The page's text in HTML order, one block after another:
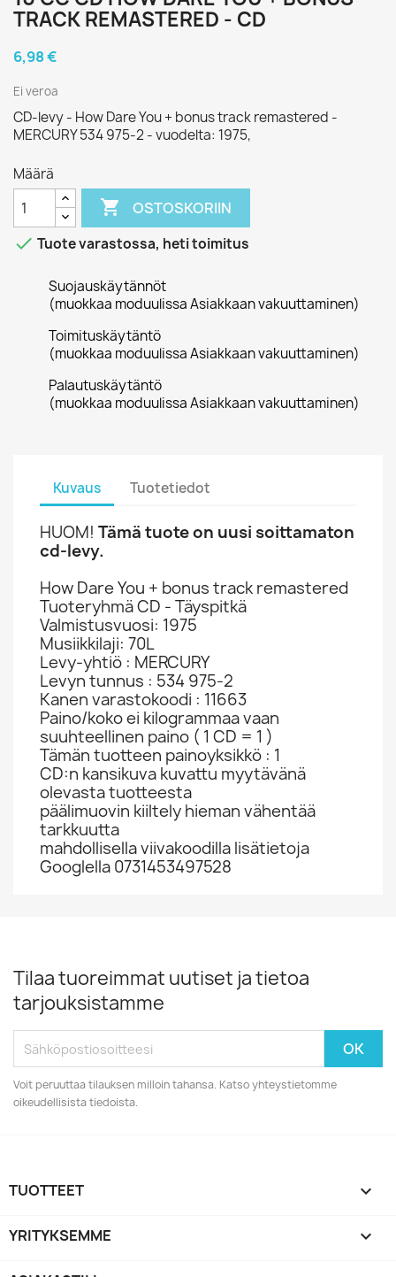
TRACK REMASTERED - CD
6,98 €
Ei veroa
CD-levy - How Dare You + bonus track remastered -
MERCURY 534 975-2 - vuodelta: 1975,
Määrä
 OSTOSKORIIN
 Tuote varastossa, heti toimitus
Suojauskäytännöt
(muokkaa moduulissa Asiakkaan vakuuttaminen)
Toimituskäytäntö
(muokkaa moduulissa Asiakkaan vakuuttaminen)
Palautuskäytäntö
(muokkaa moduulissa Asiakkaan vakuuttaminen)
Kuvaus Tuotetiedot
HUOM! Tämä tuote on uusi soittamaton
cd-levy.
How Dare You + bonus track remastered
Tuoteryhmä CD - Täyspitkä
Valmistusvuosi: 1975
Musiikkilaji: 70L
Levy-yhtiö : MERCURY
Levyn tunnus : 534 975-2
Kanen varastokoodi : 11663
Paino/koko ei kilogrammaa vaan
suuhteellinen paino ( 1 CD = 1 )
Tämän tuotteen painoyksikkö : 1
CD:n kansikuva kuvattu myytävänä
olevasta tuotteesta
päälimuovin kiiltely hieman vähentää
tarkkuutta
mahdollisella viivakoodilla lisätietoja
Googlella 0731453497528
Tilaa tuoreimmat uutiset ja tietoa
tarjouksistamme
Voit peruuttaa tilauksen milloin tahansa. Katso yhteystietomme
oikeudellisista tiedoista.
TUOTTEET 
YRITYKSEMME 